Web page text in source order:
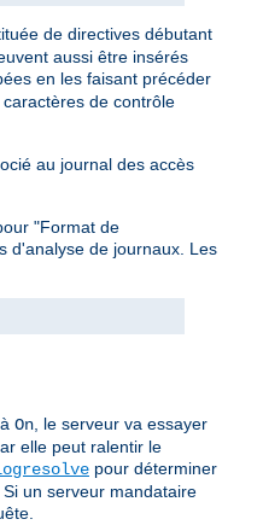
de directives débutant
aussi être insérés
en les faisant précéder
de contrôle
au journal des accès
"Format de
d'analyse de journaux. Les
On, le serveur va essayer
elle peut ralentir le
pour déterminer
un serveur mandataire